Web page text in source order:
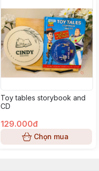
Toy tables storybook and
CD
129.000đ
Chọn mua